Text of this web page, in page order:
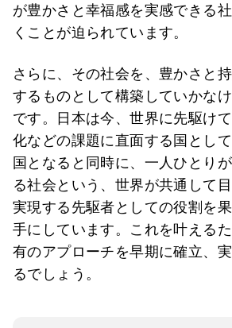
が豊かさと幸福感を実感できる
くことが迫られています。
さらに、その社会を、豊かさと
するものとして構築していかな
です。日本は今、世界に先駆け
化などの課題に直面する国とし
国となると同時に、一人ひとり
る社会という、世界が共通して
実現する先駆者としての役割を
手にしています。これを叶える
有のアプローチを早期に確立、
るでしょう。